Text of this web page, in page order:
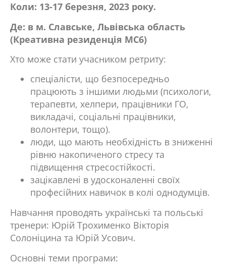
Коли: 13-17 березня, 2023 року.
Де: в м. Славське, Львівська область
(Креативна резиденція МС6)
Хто може стати учасником ретриту:
спеціалісти, що безпосередньо
працюють з іншими людьми (психологи,
терапевти, хелпери, працівники ГО,
викладачі, соціальні працівники,
волонтери, тощо).
люди, що мають необхідність в зниженні
рівню накопиченого стресу та
підвищення стресостійкості.
зацікавлені в удосконаленні своїх
професійних навичок в колі однодумців.
Навчання проводять українські та польські
тренери: Юрій Трохименко Вікторія
Солоніцина та Юрій Усович.
Основні теми програми: